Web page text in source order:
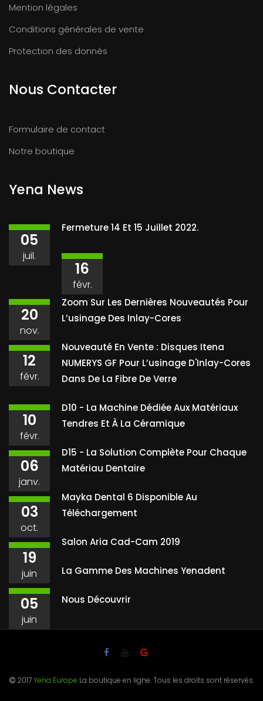
Mention légales
Conditions générales de vente
Protection des donnés
Nous Contacter
Formulaire de contact
Notre boutique
Yena News
05
juil.
Fermeture 14 Et 15 Juillet 2022.
16
févr.
Zoom Sur Les Dernières Nouveautés Pour
L’usinage Des Inlay-Cores
20
nov.
Nouveauté En Vente : Disques Itena
NUMERYS GF Pour L’usinage D'Inlay-Cores
Dans De La Fibre De Verre
12
févr.
D10 - La Machine Dédiée Aux Matériaux
Tendres Et À La Céramique
10
févr.
D15 - La Solution Complète Pour Chaque
Matériau Dentaire
06
janv.
Mayka Dental 6 Disponible Au
Téléchargement
03
oct.
Salon Aria Cad-Cam 2019
19
juin La Gamme Des Machines Yenadent
05
juin
Nous Découvrir
2017Yena Europe La boutique en ligne. Tous les droits sont réservés.